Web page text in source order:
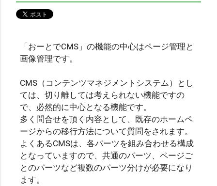
「おーとでCMS」の機能の中心はページ管理と
画像管理です。
CMS（コンテンツマネジメントシステム）とし
ては、切り離しては考えられない機能ですの
で、必然的に中心となる機能です。
多く問合せを頂く内容として、既存のホームペ
ージからの移行方法について質問をされます。
よくあるCMSは、各パーツを組み合わせる構成
となっていますので、共通のパーツ、ページご
とのパーツなど複数のパーツ分けが必要になり
ます。